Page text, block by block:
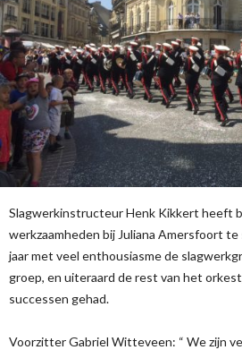
Slagwerkinstructeur Henk Kikkert heeft
werkzaamheden bij Juliana Amersfoort
jaar met veel enthousiasme de
groep, en uiteraard de rest van het
successen gehad.
Voorzitter Gabriel Witteveen: “ We zijn